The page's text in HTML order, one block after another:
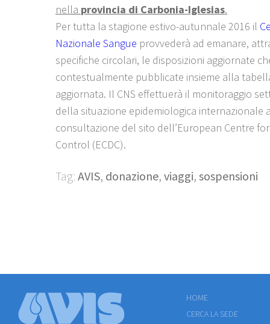
nella provincia di Carbonia-Iglesias.
Per tutta la stagione estivo-autunnale 2016 il
Nazionale Sangue provvederà ad emanare,
specifiche circolari, le disposizioni aggiornate
contestualmente pubblicate insieme alla
aggiornata. Il CNS effettuerà il monitoraggio
della situazione epidemiologica internazionale
consultazione del sito dell’European Centre
Control (ECDC).
Tag: AVIS, donazione, viaggi, sospensioni
HOME
CERCA LA SEDE